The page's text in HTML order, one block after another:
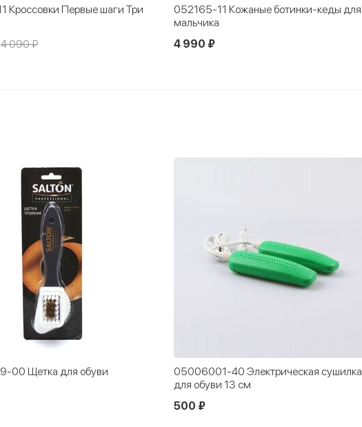
Кроссовки Первые шаги Три
4 090 ₽
052165-11 Кожаные ботинки-кеды для
мальчика
4 990 ₽
00 Щетка для обуви
05006001-40 Электрическая сушилка
для обуви 13 см
500 ₽